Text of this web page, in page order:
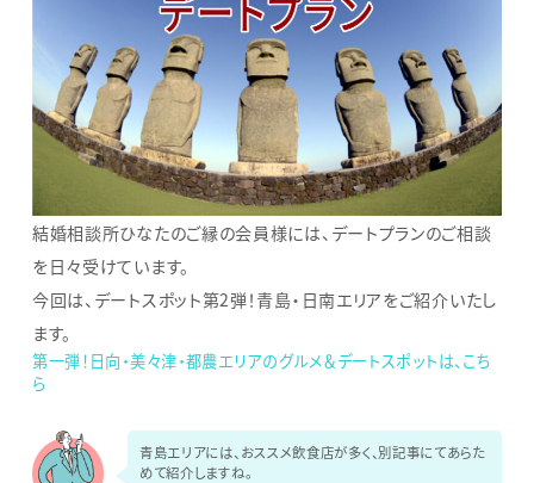
結婚相談所ひなたのご縁の会員様には、デートプランのご相談
を日々受けています。
今回は、デートスポット第2弾！青島・日南エリアをご紹介いたし
ます。
第一弾！日向・美々津・都農エリアのグルメ＆デートスポットは、こち
ら
青島エリアには、おススメ飲食店が多く、別記事にてあらた
めて紹介しますね。